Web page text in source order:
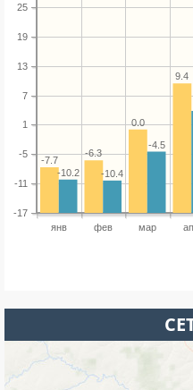
янв фев мар
-17
-11
-5
1
7
13
19
25
9.4
0.0
-6.3
-7.7
-4.5
-10.4
-10.2